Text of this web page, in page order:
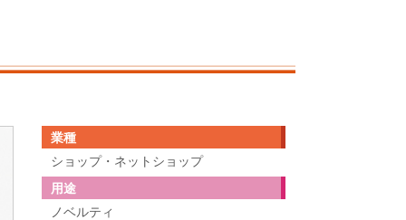
業種
ショップ・ネットショップ
用途
ノベルティ